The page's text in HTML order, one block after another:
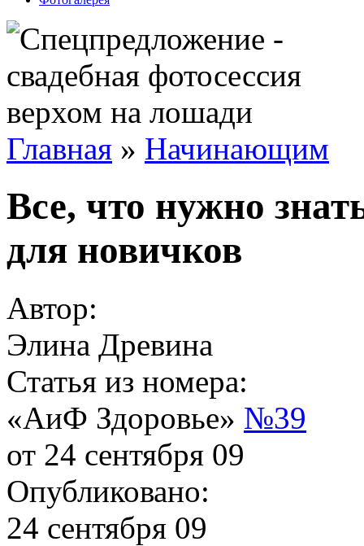
Главная » Начинающим
Все, что нужно
для новичков
Автор:
Элина Древина
Статья из номера:
«АиФ Здоровье» №39
от 24 сентября 09
Опубликовано:
24 сентября 09